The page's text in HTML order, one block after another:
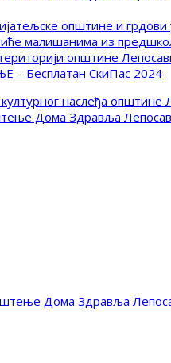
општине и грдови
малишанима из
општине
Бесплатан СкиПас 2024
Дома Здравља
Дома Здравља